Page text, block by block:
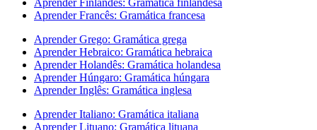
Aprender Francês: Gramática francesa
Aprender Grego: Gramática grega
Aprender Hebraico: Gramática hebraica
Aprender Holandês: Gramática holandesa
Aprender Húngaro: Gramática húngara
Aprender Inglês: Gramática inglesa
Aprender Italiano: Gramática italiana
Aprender Lituano: Gramática lituana